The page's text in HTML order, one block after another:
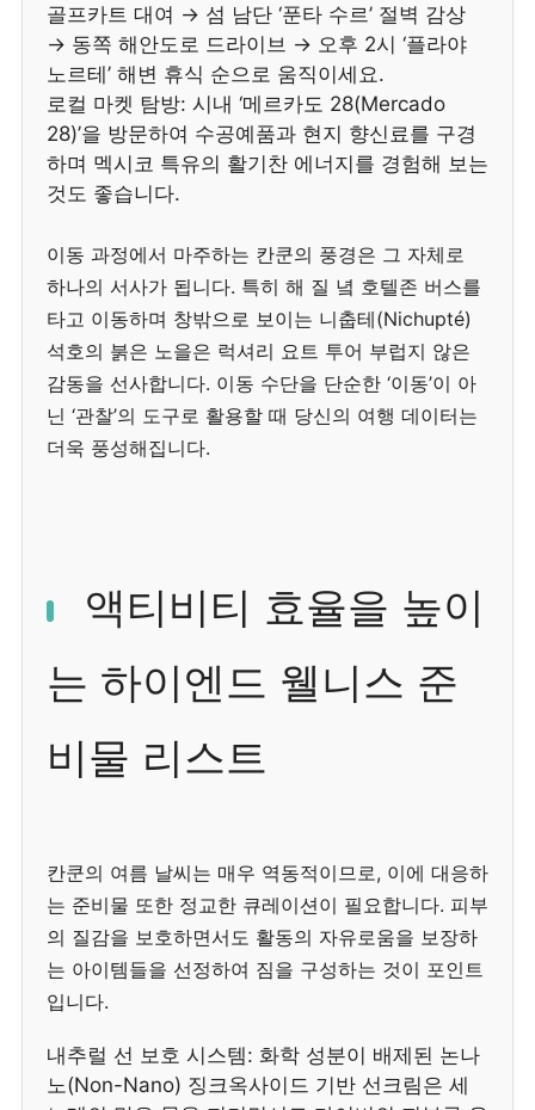
골프카트 대여 → 섬 남단 ‘푼타 수르’ 절벽 감상
→ 동쪽 해안도로 드라이브 → 오후 2시 ‘플라야
노르테’ 해변 휴식 순으로 움직이세요.
로컬 마켓 탐방: 시내 ‘메르카도 28(Mercado
28)’을 방문하여 수공예품과 현지 향신료를 구경
하며 멕시코 특유의 활기찬 에너지를 경험해 보는
것도 좋습니다.
이동 과정에서 마주하는 칸쿤의 풍경은 그 자체로
하나의 서사가 됩니다. 특히 해 질 녘 호텔존 버스를
타고 이동하며 창밖으로 보이는 니춥테(Nichupté)
석호의 붉은 노을은 럭셔리 요트 투어 부럽지 않은
감동을 선사합니다. 이동 수단을 단순한 ‘이동’이 아
닌 ‘관찰’의 도구로 활용할 때 당신의 여행 데이터는
더욱 풍성해집니다.
액티비티 효율을 높이
는 하이엔드 웰니스 준
비물 리스트
칸쿤의 여름 날씨는 매우 역동적이므로, 이에 대응하
는 준비물 또한 정교한 큐레이션이 필요합니다. 피부
의 질감을 보호하면서도 활동의 자유로움을 보장하
는 아이템들을 선정하여 짐을 구성하는 것이 포인트
입니다.
내추럴 선 보호 시스템: 화학 성분이 배제된 논나
노(Non-Nano) 징크옥사이드 기반 선크림은 세